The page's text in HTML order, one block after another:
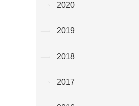
2020
2019
2018
2017